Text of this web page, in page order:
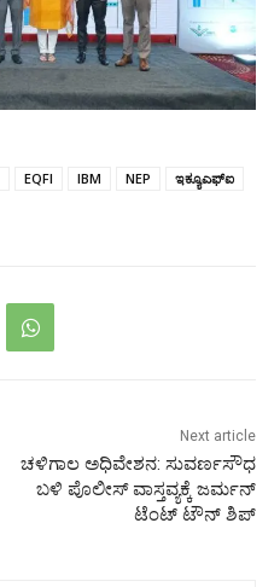
EQFI IBM NEP
ಇಕ್ಯೂಎಫ್ಐ
Next article
ಚಳಿಗಾಲ ಅಧಿವೇಶನ: ಸುವರ್ಣಸೌಧ
ಬಳಿ ಪೊಲೀಸ್ ವಾಸ್ತವ್ಯಕ್ಕೆ ಜರ್ಮನ್
ಟೆಂಟ್ ಟೌನ್ ಶಿಪ್